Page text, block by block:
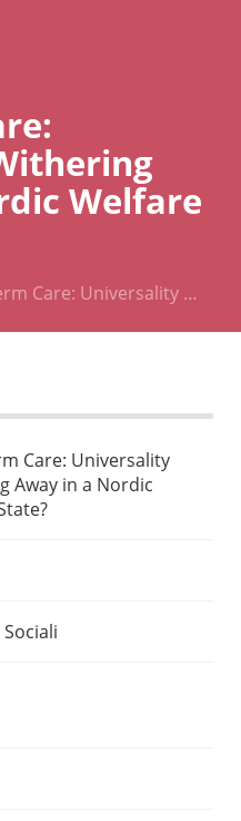
Welfare
Care: Universality …
Care: Universality
Away in a Nordic